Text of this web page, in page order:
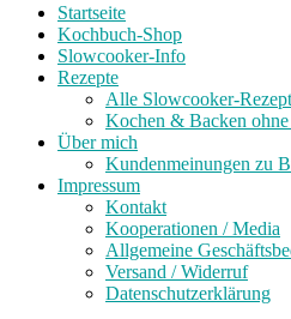
Startseite
Kochbuch-Shop
Slowcooker-Info
Rezepte
Alle Slowcooker-
Kochen & Backen
Über mich
Kundenmeinungen zu
Impressum
Kontakt
Kooperationen / Media
Allgemeine
Versand / Widerruf
Datenschutzerklärung